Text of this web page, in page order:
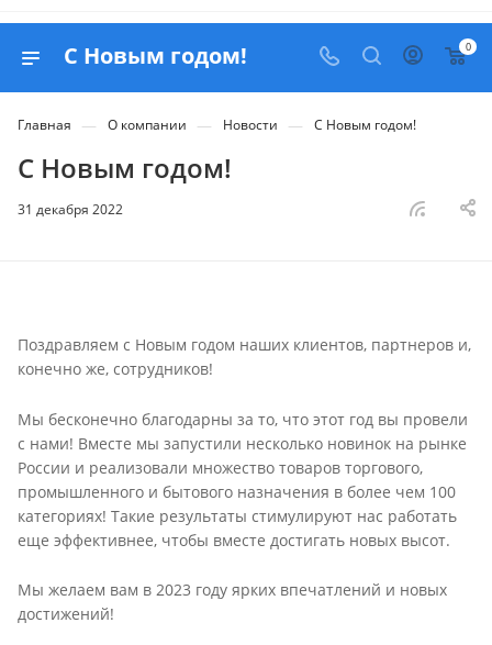
С Новым годом! 0
Главная — О компании — Новости — С Новым годом!
С Новым годом!
31 декабря 2022
Поздравляем с Новым годом наших клиентов, партнеров и,
конечно же, сотрудников!
Мы бесконечно благодарны за то, что этот год вы провели
с нами! Вместе мы запустили несколько новинок на рынке
России и реализовали множество товаров торгового,
промышленного и бытового назначения в более чем 100
категориях! Такие результаты стимулируют нас работать
еще эффективнее, чтобы вместе достигать новых высот.
Мы желаем вам в 2023 году ярких впечатлений и новых
достижений!